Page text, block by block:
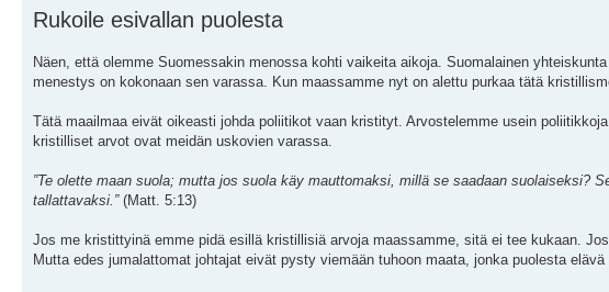
Rukoile esivallan puolesta
Näen, että olemme Suomessakin menossa kohti vaikeita aikoja. Suomalainen
menestys on kokonaan sen varassa. Kun maassamme nyt on alettu purkaa tätä
Tätä maailmaa eivät oikeasti johda poliitikot vaan kristityt. Arvostelemme usein
kristilliset arvot ovat meidän uskovien varassa.
”Te olette maan suola; mutta jos suola käy mauttomaksi, millä se saadaan suolaiseksi?
tallattavaksi.”(Matt. 5:13)
Jos me kristittyinä emme pidä esillä kristillisiä arvoja maassamme, sitä ei tee kukaan.
Mutta edes jumalattomat johtajat eivät pysty viemään tuhoon maata, jonka puolesta elävä